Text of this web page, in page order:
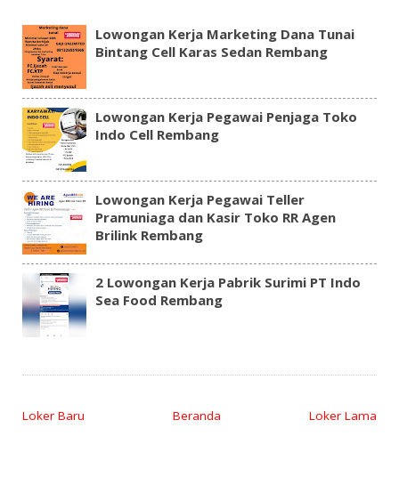
Lowongan Kerja Marketing Dana Tunai
Bintang Cell Karas Sedan Rembang
Lowongan Kerja Pegawai Penjaga Toko
Indo Cell Rembang
Lowongan Kerja Pegawai Teller
Pramuniaga dan Kasir Toko RR Agen
Brilink Rembang
2 Lowongan Kerja Pabrik Surimi PT Indo
Sea Food Rembang
Loker Baru Loker Lama
Beranda